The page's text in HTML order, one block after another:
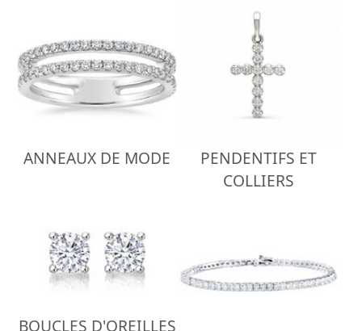
ANNEAUX DE MODE
PENDENTIFS ET
COLLIERS
BOUCLES D'OREILLES